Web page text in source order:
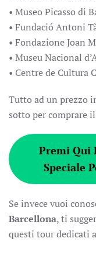
• Museo Picasso di
• Fundació Antoni
• Fondazione Joan
• Museu Nacional
• Centre de Cultura
Tutto ad un prezzo
sotto per comprare
Premi Qui
Speciale
Se invece vuoi
Barcellona, ti
questi tour dedicati